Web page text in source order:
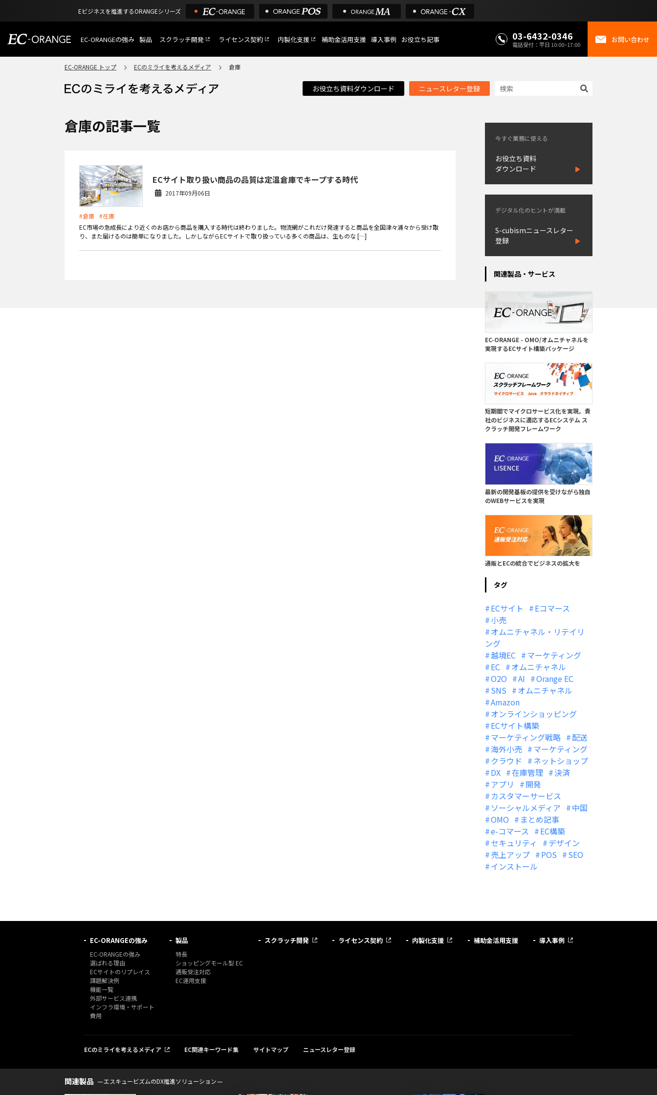
Eビジネスを推進するORANGEシリーズ
EC-ORANGEの強み
選ばれる理由
ECサイトのリプレイス
機能一覧
外部サービス連携
インフラ環境・サポート
製品
特長
ショッピングモール型 EC
通販受注対応
ECと通販の連動を可能に
スクラッチ開発 ライセンス契約 内製化支援 補助金活用支援 導入事例 お役立ち記事 03-6432-0346
電話受付：平日 10:00~17:00
お問い合わせ
EC-ORANGE トップ ECのミライを考えるメディア 倉庫
お役立ち資料ダウンロード ニュースレター登録
倉庫の記事一覧
ECサイト取り扱い商品の品質は定温倉庫でキープする時代
2017年09月06日
#倉庫 #在庫
EC市場の急成長により近くのお店から商品を購入する時代は終わりました。物流網がこれだけ発達すると商品を全国津々浦々から受け取
り、また届けるのは簡単になりました。しかしながらECサイトで取り扱っている多くの商品は、生ものな […]
今すぐ業務に使える
お役立ち資料
ダウンロード
デジタル化のヒントが満載
S-cubismニュースレター
登録
関連製品・サービス
EC-ORANGE - OMO/オムニチャネルを
実現するECサイト構築パッケージ
短期間でマイクロサービス化を実現。貴
社のビジネスに適応するECシステム ス
クラッチ開発フレームワーク
最新の開発基板の提供を受けながら独自
のWEBサービスを実現
通販とECの統合でビジネスの拡大を
タグ
ECサイト
Eコマース
小売
オムニチャネル・リテイリ
ング
越境EC
マーケティング
EC
オムニチャネル
O2O
AI
Orange EC
SNS
オムニチャネル
Amazon
オンラインショッピング
ECサイト構築
マーケティング戦略
配送
海外小売
マーケティング
クラウド
ネットショップ
DX
在庫管理
決済
アプリ
開発
カスタマーサービス
ソーシャルメディア
中国
OMO
まとめ記事
e-コマース
EC構築
セキュリティ
デザイン
売上アップ
POS
SEO
インストール
EC-ORANGEの強み
EC-ORANGEの強み
選ばれる理由
ECサイトのリプレイス
課題解決例
機能一覧
外部サービス連携
インフラ環境・サポート
費用
製品
特長
ショッピングモール型 EC
通販受注対応
EC運用支援
スクラッチ開発 ライセンス契約 内製化支援 補助金活用支援 導入事例
ECのミライを考えるメディア EC関連キーワード集 サイトマップ ニュースレター登録
関連製品 エスキュービズムのDX推進ソリューション